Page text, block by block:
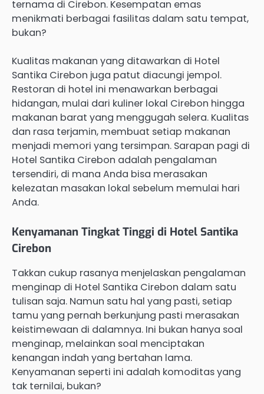
ternama di Cirebon. Kesempatan emas
menikmati berbagai fasilitas dalam satu tempat,
bukan?
Kualitas makanan yang ditawarkan di Hotel
Santika Cirebon juga patut diacungi jempol.
Restoran di hotel ini menawarkan berbagai
hidangan, mulai dari kuliner lokal Cirebon hingga
makanan barat yang menggugah selera. Kualitas
dan rasa terjamin, membuat setiap makanan
menjadi memori yang tersimpan. Sarapan pagi di
Hotel Santika Cirebon adalah pengalaman
tersendiri, di mana Anda bisa merasakan
kelezatan masakan lokal sebelum memulai hari
Anda.
Kenyamanan Tingkat Tinggi di Hotel Santika
Cirebon
Takkan cukup rasanya menjelaskan pengalaman
menginap di Hotel Santika Cirebon dalam satu
tulisan saja. Namun satu hal yang pasti, setiap
tamu yang pernah berkunjung pasti merasakan
keistimewaan di dalamnya. Ini bukan hanya soal
menginap, melainkan soal menciptakan
kenangan indah yang bertahan lama.
Kenyamanan seperti ini adalah komoditas yang
tak ternilai, bukan?